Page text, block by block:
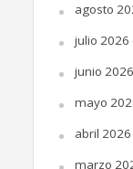
agosto
julio 2026
junio 2026
mayo
abril 2026
marzo